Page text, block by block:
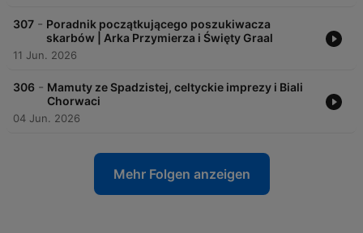
307 - Poradnik początkującego poszukiwacza
skarbów | Arka Przymierza i Święty Graal
11 Jun. 2026
306 - Mamuty ze Spadzistej, celtyckie imprezy i Biali
Chorwaci
04 Jun. 2026
Mehr Folgen anzeigen